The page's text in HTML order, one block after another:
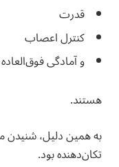
قدرت
کنترل اعصاب
و آمادگی فوق‌العاده
هستند.
تکان‌دهنده بود.